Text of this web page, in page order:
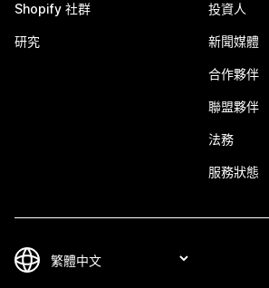
Shopify 社群
研究
投資人
新聞媒體
合作夥伴
聯盟夥伴
法務
服務狀態